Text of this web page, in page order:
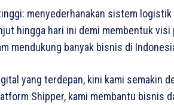
menyederhanakan sistem
hingga hari ini demi membentuk visi
mendukung banyak bisnis di
yang terdepan, kini kami semakin
Shipper, kami membantu bisnis